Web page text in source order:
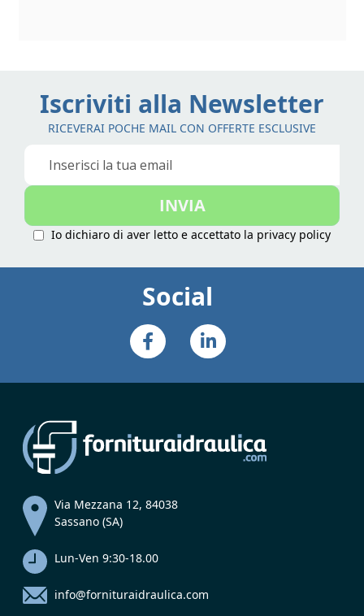
Iscriviti alla Newsletter
RICEVERAI POCHE MAIL CON OFFERTE ESCLUSIVE
Iscriviti
nostra
INVIA
Io dichiaro di aver letto e accettato la privacy policy
Social
Via Mezzana 12, 84038
Sassano (SA)
Lun-Ven 9:30-18.00
info@fornituraidraulica.com